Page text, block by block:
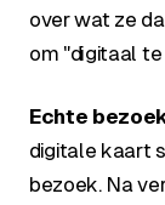
over wat ze
om "digitaal
Echte
digitale kaart
bezoek. Na